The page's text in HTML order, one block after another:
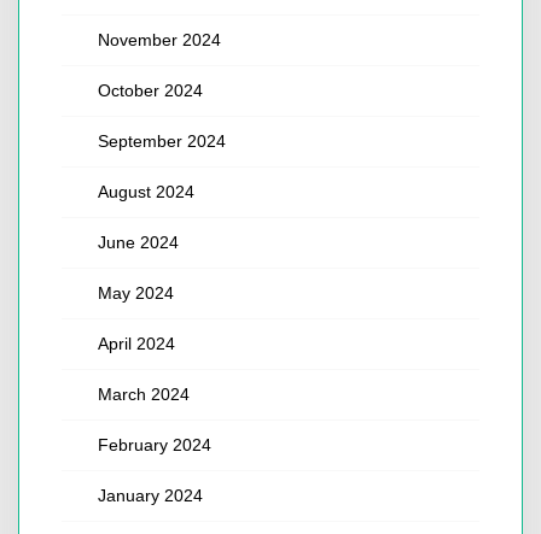
November 2024
October 2024
September 2024
August 2024
June 2024
May 2024
April 2024
March 2024
February 2024
January 2024